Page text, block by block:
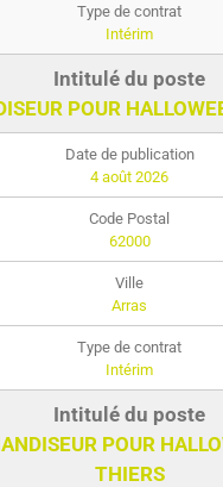
Intérim
POUR
4 août 2026
62000
Arras
Intérim
POUR
THIERS